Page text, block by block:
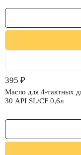
395 ₽
Масло для 4-тактных
30 API SL/CF 0,6л